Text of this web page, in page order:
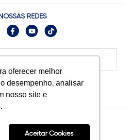
oferecer melhor
desempenho, analisar
nosso site e
Aceitar Cookies
NOSSAS REDES
Todos os direitos reservados.